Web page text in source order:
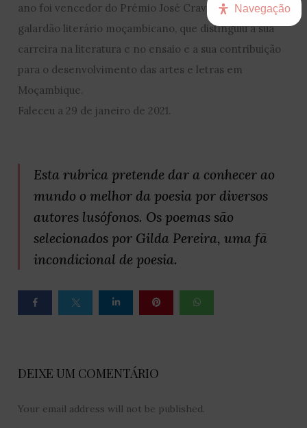
ano foi vencedor do Prémio José Craveirinha, o maior
galardão literário moçambicano, que distinguiu a sua
carreira na literatura e no ensaio e a sua contribuição
para o desenvolvimento das artes e letras em
Moçambique.
Faleceu a 29 de janeiro de 2021.
Esta rubrica pretende dar a conhecer ao
mundo o melhor da poesia por diversos
autores lusófonos. Os poemas são
selecionados por Gilda Pereira, uma fã
incondicional de poesia.
DEIXE UM COMENTÁRIO
Your email address will not be published.
Navegação